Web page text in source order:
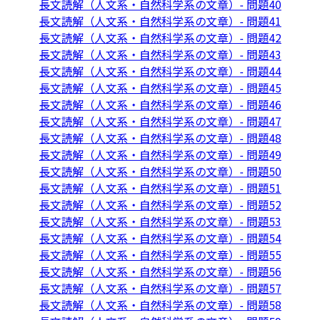
長文読解（人文系・自然科学系の文章）- 問題40
長文読解（人文系・自然科学系の文章）- 問題41
長文読解（人文系・自然科学系の文章）- 問題42
長文読解（人文系・自然科学系の文章）- 問題43
長文読解（人文系・自然科学系の文章）- 問題44
長文読解（人文系・自然科学系の文章）- 問題45
長文読解（人文系・自然科学系の文章）- 問題46
長文読解（人文系・自然科学系の文章）- 問題47
長文読解（人文系・自然科学系の文章）- 問題48
長文読解（人文系・自然科学系の文章）- 問題49
長文読解（人文系・自然科学系の文章）- 問題50
長文読解（人文系・自然科学系の文章）- 問題51
長文読解（人文系・自然科学系の文章）- 問題52
長文読解（人文系・自然科学系の文章）- 問題53
長文読解（人文系・自然科学系の文章）- 問題54
長文読解（人文系・自然科学系の文章）- 問題55
長文読解（人文系・自然科学系の文章）- 問題56
長文読解（人文系・自然科学系の文章）- 問題57
長文読解（人文系・自然科学系の文章）- 問題58